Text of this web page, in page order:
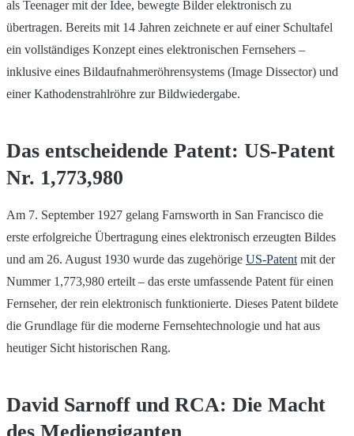
als Teenager mit der Idee, bewegte Bilder elektronisch zu
übertragen. Bereits mit 14 Jahren zeichnete er auf einer Schultafel
ein vollständiges Konzept eines elektronischen Fernsehers –
inklusive eines Bildaufnahmeröhrensystems (Image Dissector) und
einer Kathodenstrahlröhre zur Bildwiedergabe.
Das entscheidende Patent: US-Patent
Nr. 1,773,980
Am 7. September 1927 gelang Farnsworth in San Francisco die
erste erfolgreiche Übertragung eines elektronisch erzeugten Bildes
und am 26. August 1930 wurde das zugehörige US-Patent mit der
Nummer 1,773,980 erteilt – das erste umfassende Patent für einen
Fernseher, der rein elektronisch funktionierte. Dieses Patent bildete
die Grundlage für die moderne Fernsehtechnologie und hat aus
heutiger Sicht historischen Rang.
David Sarnoff und RCA: Die Macht